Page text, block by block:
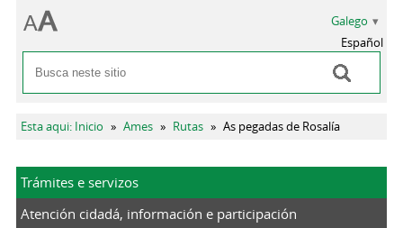
Formulario de busca
Buscar
Galego
Español
Vostede está aquí
Esta aqui: Inicio » Ames » Rutas » As pegadas de Rosalía
Trámites e servizos
Atención cidadá, información e participación